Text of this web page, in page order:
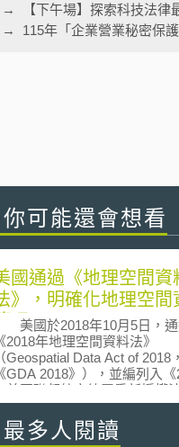
【下午場】探索科技法
115年「企業營業秘密保
你可能還會想看
國通過《地理空間資
》，明確化地理空間
管理
美國於2018年10月5日，通
《2018年地理空間資料法》
（Geospatial Data Act of 2018
《GDA 2018》），並編列入
美國聯邦航空總署重新授權法
Federal Aviation
Reauthorization Act of 2018）
是接續《2017年地理空間資料
最多人閱讀